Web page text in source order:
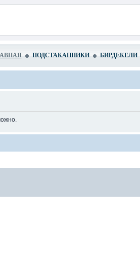
ПОДСТАКАННИКИ БИРДЕКЕЛИ